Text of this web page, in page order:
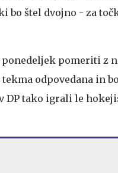
bo štel dvojno - za
ponedeljek pomeriti z
odpovedana in
DP tako igrali le